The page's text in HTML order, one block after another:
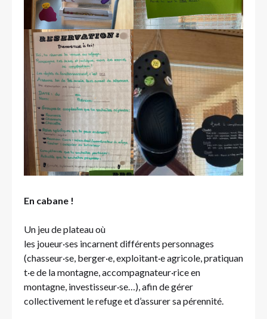
En cabane !
Un jeu de plateau où
les joueur·ses incarnent différents personnages
(chasseur·se, berger·e, exploitant·e agricole, pratiquan
t·e de la montagne, accompagnateur·rice en
montagne, investisseur·se…), afin de gérer
collectivement le refuge et d’assurer sa pérennité.